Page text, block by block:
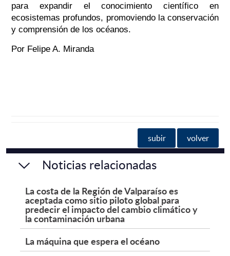
para expandir el conocimiento científico en
ecosistemas profundos, promoviendo la conservación
y comprensión de los océanos.
Por Felipe A. Miranda
subir volver
Noticias relacionadas
La costa de la Región de Valparaíso es
aceptada como sitio piloto global para
predecir el impacto del cambio climático y
la contaminación urbana
La máquina que espera el océano